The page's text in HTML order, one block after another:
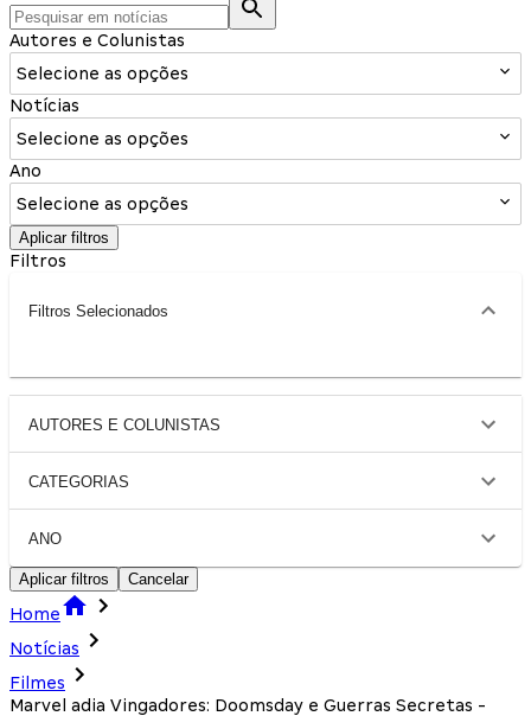
Autores e Colunistas
Selecione as opções
Notícias
Selecione as opções
Ano
Selecione as opções
Aplicar filtros
Filtros
Filtros Selecionados
AUTORES E COLUNISTAS
CATEGORIAS
ANO
Aplicar filtros Cancelar
Home
Notícias
Filmes
Marvel adia Vingadores: Doomsday e Guerras Secretas -